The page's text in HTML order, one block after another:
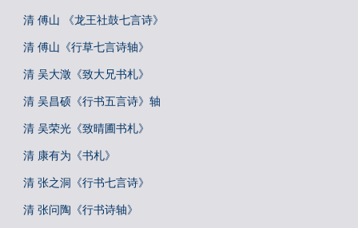
清 傅山 《龙王社鼓七言诗》
清 傅山《行草七言诗轴》
清 吴大澂《致大兄书札》
清 吴昌硕《行书五言诗》轴
清 吴荣光《致晴圃书札》
清 康有为《书札》
清 张之洞《行书七言诗》
清 张问陶《行书诗轴》